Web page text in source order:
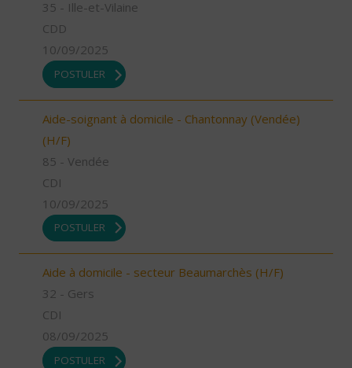
35 - Ille-et-Vilaine
CDD
10/09/2025
POSTULER
Aide-soignant à domicile - Chantonnay (Vendée)
(H/F)
85 - Vendée
CDI
10/09/2025
POSTULER
Aide à domicile - secteur Beaumarchès (H/F)
32 - Gers
CDI
08/09/2025
POSTULER